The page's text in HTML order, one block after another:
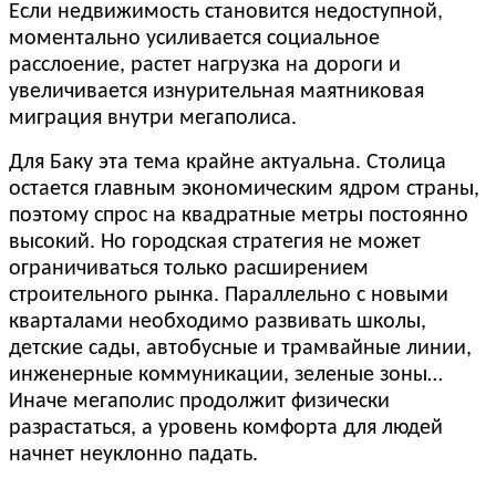
Если недвижимость становится недоступной,
моментально усиливается социальное
расслоение, растет нагрузка на дороги и
увеличивается изнурительная маятниковая
миграция внутри мегаполиса.
Для Баку эта тема крайне актуальна. Столица
остается главным экономическим ядром страны,
поэтому спрос на квадратные метры постоянно
высокий. Но городская стратегия не может
ограничиваться только расширением
строительного рынка. Параллельно с новыми
кварталами необходимо развивать школы,
детские сады, автобусные и трамвайные линии,
инженерные коммуникации, зеленые зоны…
Иначе мегаполис продолжит физически
разрастаться, а уровень комфорта для людей
начнет неуклонно падать.